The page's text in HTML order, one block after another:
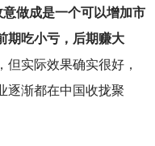
做成是一个可以增加市
期吃小亏，后期赚大
实际效果确实很好，
逐渐都在中国收拢聚